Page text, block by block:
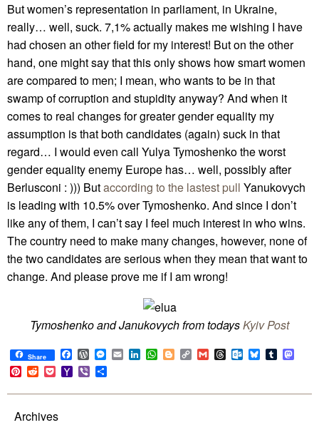
But women’s representation in parliament, in Ukraine,
really… well, suck. 7,1% actually makes me wishing I have
had chosen an other field for my interest! But on the other
hand, one might say that this only shows how smart women
are compared to men; I mean, who wants to be in that
swamp of corruption and stupidity anyway? And when it
comes to real changes for greater gender equality my
assumption is that both candidates (again) suck in that
regard… I would even call Yulya Tymoshenko the worst
gender equality enemy Europe has… well, possibly after
Berlusconi : ))) Butaccording to the lastest pull Yanukovych
is leading with 10.5% over Tymoshenko. And since I don’t
like any of them, I can’t say I feel much interest in who wins.
The country need to make many changes, however, none of
the two candidates are serious when they mean that want to
change. And please prove me if I am wrong!
Tymoshenko and Janukovych from todaysKyiv Post
Share Facebook
WordPress
Messenger
EmailLinkedIn
WhatsApp
BloggerCopy
Link
GmailThreadsOutlook.com
BlueskyTumblr
Pinterest
RedditPocketYahoo
Mail
Viber
Archives